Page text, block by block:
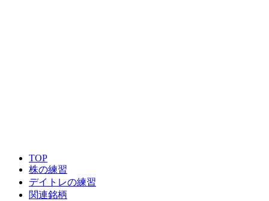
TOP
株の練習
デイトレの練習
関連銘柄